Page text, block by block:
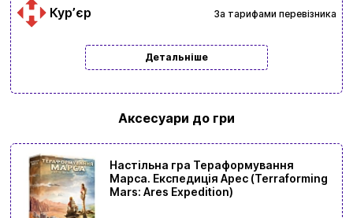
Курʼєр За тарифами перевізника
Детальніше
Аксесуари до гри
Настільна гра Тераформування
Марса. Експедиція Арес (Terraforming
Mars: Ares Expedition)
Вхід Реєстрація
Бренди